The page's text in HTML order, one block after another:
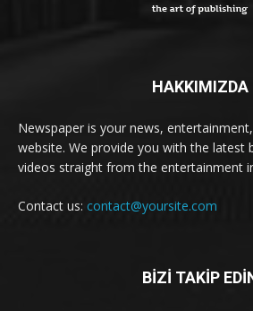
HAKKIMIZDA
Newspaper is your news,
website. We provide you with the latest
videos straight from the entertainment
Contact us: contact@yoursite.com
BİZİ TAKİP